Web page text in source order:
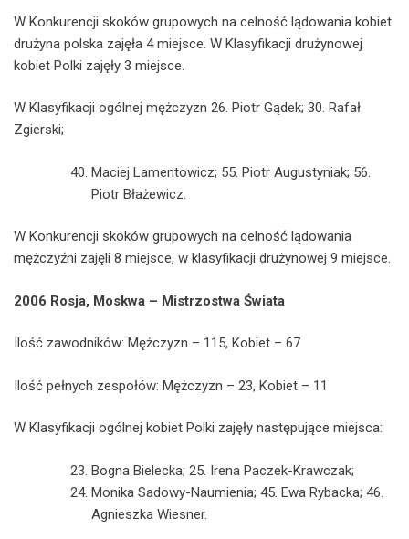
W Konkurencji skoków grupowych na celność lądowania kobiet
drużyna polska zajęła 4 miejsce. W Klasyfikacji drużynowej
kobiet Polki zajęły 3 miejsce.
W Klasyfikacji ogólnej mężczyzn 26. Piotr Gądek; 30. Rafał
Zgierski;
Maciej Lamentowicz; 55. Piotr Augustyniak; 56.
Piotr Błażewicz.
W Konkurencji skoków grupowych na celność lądowania
mężczyźni zajęli 8 miejsce, w klasyfikacji drużynowej 9 miejsce.
2006 Rosja, Moskwa – Mistrzostwa Świata
Ilość zawodników: Mężczyzn – 115, Kobiet – 67
Ilość pełnych zespołów: Mężczyzn – 23, Kobiet – 11
W Klasyfikacji ogólnej kobiet Polki zajęły następujące miejsca:
Bogna Bielecka; 25. Irena Paczek-Krawczak;
Monika Sadowy-Naumienia; 45. Ewa Rybacka; 46.
Agnieszka Wiesner.